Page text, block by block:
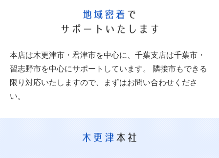
本店は木更津市・君津市を中心に、千葉支店は千葉市・
習志野市を中心にサポートしています。
隣接市もできる
限り対応いたしますので、まずはお問い合わせくださ
い。